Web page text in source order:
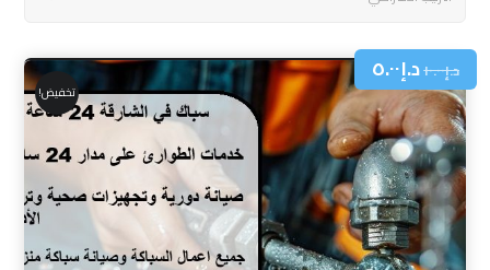
د.إ١٠.٠٠د.إ٥.٠٠
تخفيض!